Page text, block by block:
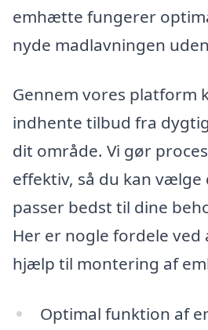
emhætte fungerer
nyde madlavningen
Gennem vores platform
indhente tilbud fra
dit område. Vi gør
effektiv, så du kan
passer bedst til dine
Her er nogle fordele ved
hjælp til montering af
Optimal funktion af